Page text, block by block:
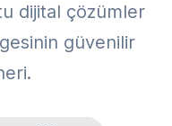
dijital çözümler
güvenilir